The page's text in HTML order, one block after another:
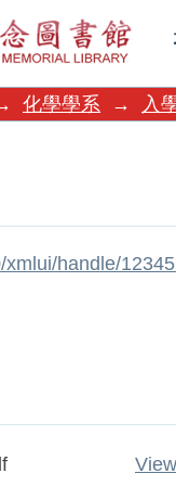
化學學系 → 入
handle/